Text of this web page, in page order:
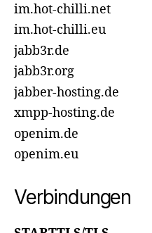
im.hot-chilli.net
im.hot-chilli.eu
jabb3r.de
jabb3r.org
jabber-hosting.de
xmpp-hosting.de
openim.de
openim.eu
Verbindungen